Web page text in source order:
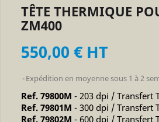
TÊTE THERMIQUE
ZM400
550,00 € HT
Expédition en moyenne sous 1 à 2
Ref. 79800M - 203 dpi / Transfert
Ref. 79801M - 300 dpi / Transfert
Ref. 79802M - 600 dpi / Transfert